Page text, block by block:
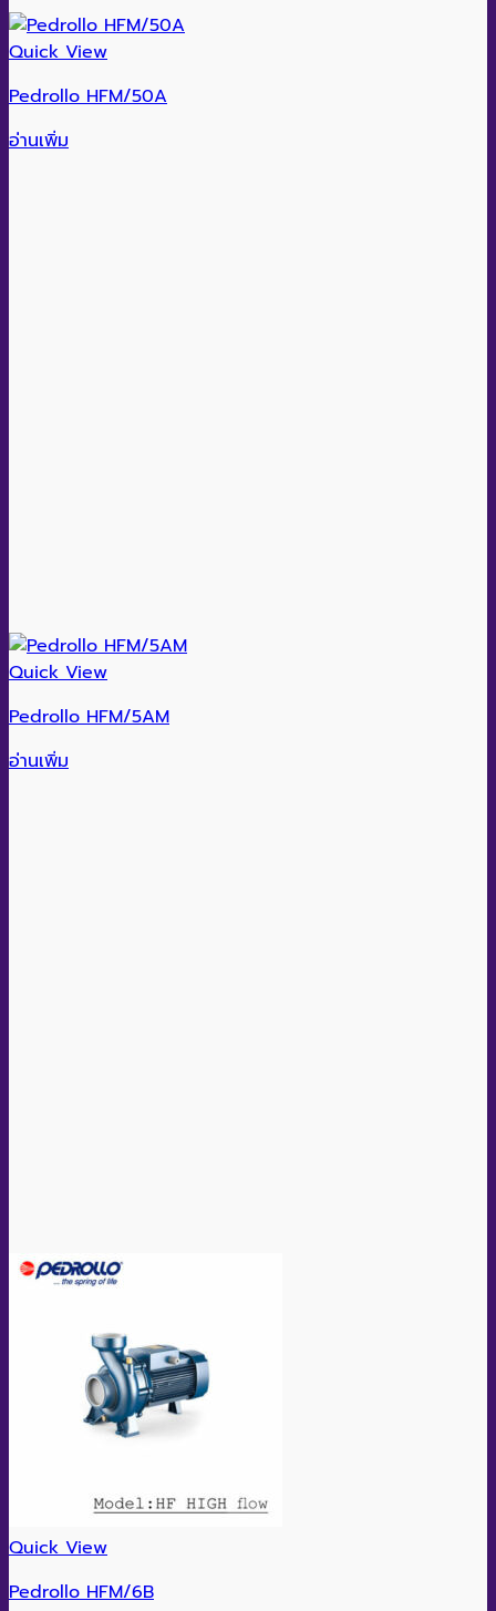
Quick View
Pedrollo HFM/50A
อ่านเพิ่ม
Quick View
Pedrollo HFM/5AM
อ่านเพิ่ม
Quick View
Pedrollo HFM/6B